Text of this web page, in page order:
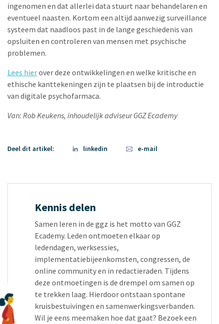
ingenomen en dat allerlei data stuurt naar behandelaren en
eventueel naasten. Kortom een altijd aanwezig surveillance
systeem dat naadloos past in de lange geschiedenis van
opsluiten en controleren van mensen met psychische
problemen.
Lees hierover deze ontwikkelingen en welke kritische en
ethische kanttekeningen zijn te plaatsen bij de introductie
van digitale psychofarmaca.
Van: Rob Keukens, inhoudelijk adviseur GGZ Ecademy
Deel dit artikel: linkedin e-mail
Kennis delen
Samen leren in de ggz is het motto van GGZ
Ecademy. Leden ontmoeten elkaar op
ledendagen, werksessies,
implementatiebijeenkomsten, congressen, de
online community en in redactieraden. Tijdens
deze ontmoetingen is de drempel om samen op
te trekken laag. Hierdoor ontstaan spontane
kruisbestuivingen en samenwerkingsverbanden.
Wil je eens meemaken hoe dat gaat? Bezoek een